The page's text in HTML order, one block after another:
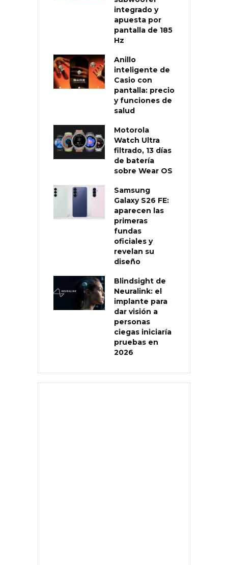
integrado y
apuesta por
pantalla de 185
Hz
Anillo
inteligente de
Casio con
pantalla: precio
y funciones de
salud
Motorola
Watch Ultra
filtrado, 13 días
de batería
sobre Wear OS
Samsung
Galaxy S26 FE:
aparecen las
primeras
fundas
oficiales y
revelan su
diseño
Blindsight de
Neuralink: el
implante para
dar visión a
personas
ciegas iniciaría
pruebas en
2026